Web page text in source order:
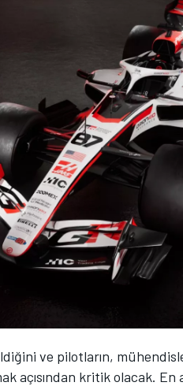
ve pilotların,
açısından kritik olacak.